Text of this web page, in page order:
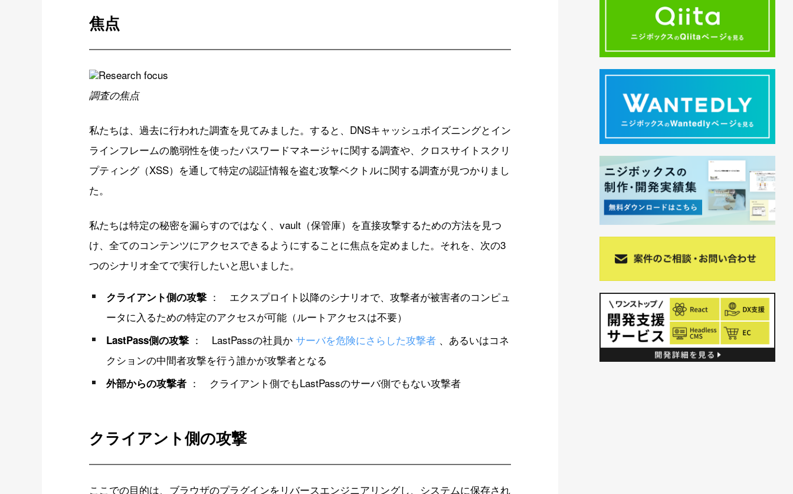
焦点
調査の焦点
私たちは、過去に行われた調査を見てみました。すると、DNSキャッシュポイズニングとイン
ラインフレームの脆弱性を使ったパスワードマネージャに関する調査や、クロスサイトスクリ
プティング（XSS）を通して特定の認証情報を盗む攻撃ベクトルに関する調査が見つかりまし
た。
私たちは特定の秘密を漏らすのではなく、vault（保管庫）を直接攻撃するための方法を見つ
け、全てのコンテンツにアクセスできるようにすることに焦点を定めました。それを、次の3
つのシナリオ全てで実行したいと思いました。
クライアント側の攻撃 ： エクスプロイト以降のシナリオで、攻撃者が被害者のコンピュ
ータに入るための特定のアクセスが可能（ルートアクセスは不要）
LastPass側の攻撃 ： LastPassの社員かサーバを危険にさらした攻撃者 、あるいはコネ
クションの中間者攻撃を行う誰かが攻撃者となる
外部からの攻撃者 ： クライアント側でもLastPassのサーバ側でもない攻撃者
クライアント側の攻撃
ここでの目的は、ブラウザのプラグインをリバースエンジニアリングし、システムに保存され